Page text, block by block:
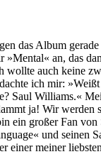
das Album
»Mental« an, das
wollte auch keine
ich mir:
Saul Williams.«
ja! Wir werden
ein großer Fan
und seinen
einer meiner